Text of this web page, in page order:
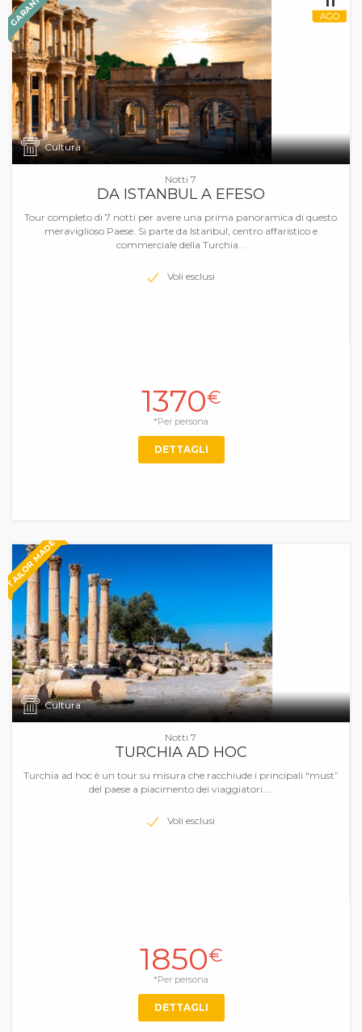
AGO
Cultura
Notti 7
DA ISTANBUL A EFESO
Tour completo di 7 notti per avere una prima panoramica di questo
meraviglioso Paese. Si parte da Istanbul, centro affaristico e
commerciale della Turchia...
Voli esclusi
1370€
*Per persona
DETTAGLI
TAILOR MADE
Cultura
Notti 7
TURCHIA AD HOC
Turchia ad hoc è un tour su misura che racchiude i principali “must”
del paese a piacimento dei viaggiatori....
Voli esclusi
1850€
*Per persona
DETTAGLI